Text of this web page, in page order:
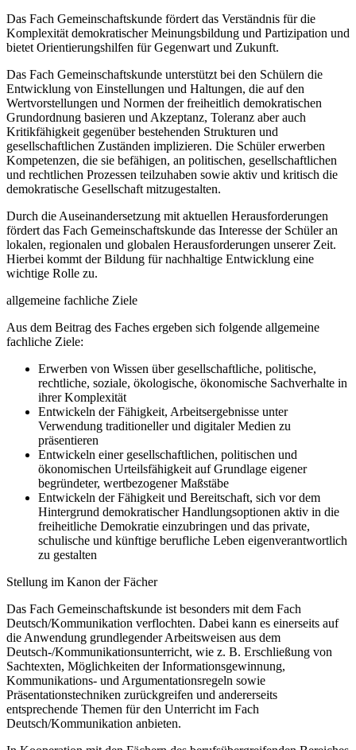
Das Fach Gemeinschaftskunde fördert das Verständnis für die
Komplexität demokratischer Meinungsbildung und Partizipation und
bietet Orientierungshilfen für Gegenwart und Zukunft.
Das Fach Gemeinschaftskunde unterstützt bei den Schülern die
Entwicklung von Einstellungen und Haltungen, die auf den
Wertvorstellungen und Normen der freiheitlich demokratischen
Grundordnung basieren und Akzeptanz, Toleranz aber auch
Kritikfähigkeit gegenüber bestehenden Strukturen und
gesellschaftlichen Zuständen implizieren. Die Schüler erwerben
Kompetenzen, die sie befähigen, an politischen, gesellschaftlichen
und rechtlichen Prozessen teilzuhaben sowie aktiv und kritisch die
demokratische Gesellschaft mitzugestalten.
Durch die Auseinandersetzung mit aktuellen Herausforderungen
fördert das Fach Gemeinschaftskunde das Interesse der Schüler an
lokalen, regionalen und globalen Herausforderungen unserer Zeit.
Hierbei kommt der Bildung für nachhaltige Entwicklung eine
wichtige Rolle zu.
allgemeine fachliche Ziele
Aus dem Beitrag des Faches ergeben sich folgende allgemeine
fachliche Ziele:
Erwerben von Wissen über gesellschaftliche, politische,
rechtliche, soziale, ökologische, ökonomische Sachverhalte in
ihrer Komplexität
Entwickeln der Fähigkeit, Arbeitsergebnisse unter
Verwendung traditioneller und digitaler Medien zu
präsentieren
Entwickeln einer gesellschaftlichen, politischen und
ökonomischen Urteilsfähigkeit auf Grundlage eigener
begründeter, wertbezogener Maßstäbe
Entwickeln der Fähigkeit und Bereitschaft, sich vor dem
Hintergrund demokratischer Handlungsoptionen aktiv in die
freiheitliche Demokratie einzubringen und das private,
schulische und künftige berufliche Leben eigenverantwortlich
zu gestalten
Stellung im Kanon der Fächer
Das Fach Gemeinschaftskunde ist besonders mit dem Fach
Deutsch/Kommunikation verflochten. Dabei kann es einerseits auf
die Anwendung grundlegender Arbeitsweisen aus dem
Deutsch-/Kommunikationsunterricht, wie z. B. Erschließung von
Sachtexten, Möglichkeiten der Informationsgewinnung,
Kommunikations- und Argumentationsregeln sowie
Präsentationstechniken zurückgreifen und andererseits
entsprechende Themen für den Unterricht im Fach
Deutsch/Kommunikation anbieten.